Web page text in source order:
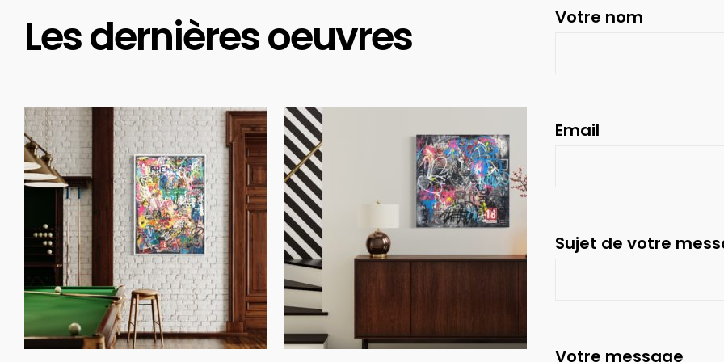
Les dernières oeuvres Votre nom
Email
Sujet de votre
Votre message